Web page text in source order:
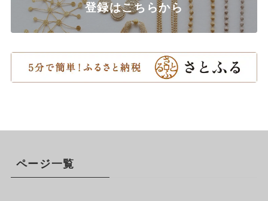
登録はこちらから
ページ一覧